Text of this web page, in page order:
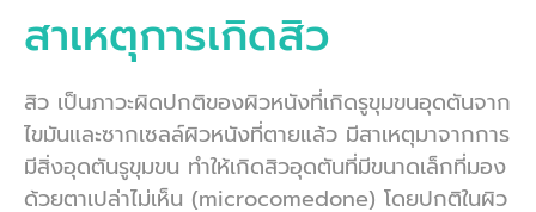
สาเหตุการเกิดสิว
สิว เป็นภาวะผิดปกติของผิวหนังที่เกิดรูขุมขนอุดตันจาก
ไขมันและซากเซลล์ผิวหนังที่ตายแล้ว มีสาเหตุมาจากการ
มีสิ่งอุดตันรูขุมขน ทำให้เกิดสิวอุดตันที่มีขนาดเล็กที่มอง
ด้วยตาเปล่าไม่เห็น (microcomedone) โดยปกติในผิว